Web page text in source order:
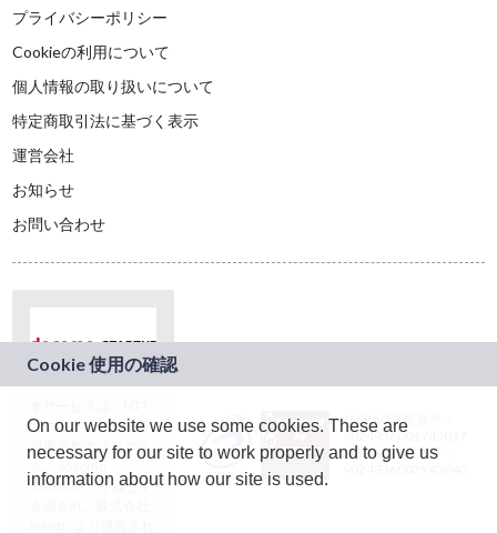
プライバシーポリシー
Cookieの利用について
個人情報の取り扱いについて
特定商取引法に基づく表示
運営会社
お知らせ
お問い合わせ
ドコモグループの新
規事業創出プログラ
ム「docomo
STARTUP」を通じて
JASRAC許諾番号：
9024936001Y45037
JASRAC許諾番号：
On our website we use some cookies. These are
necessary for our site to work properly and to give us
information about how our site is used.